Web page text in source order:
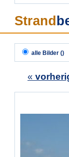
Strand
alle Bilder ()
«